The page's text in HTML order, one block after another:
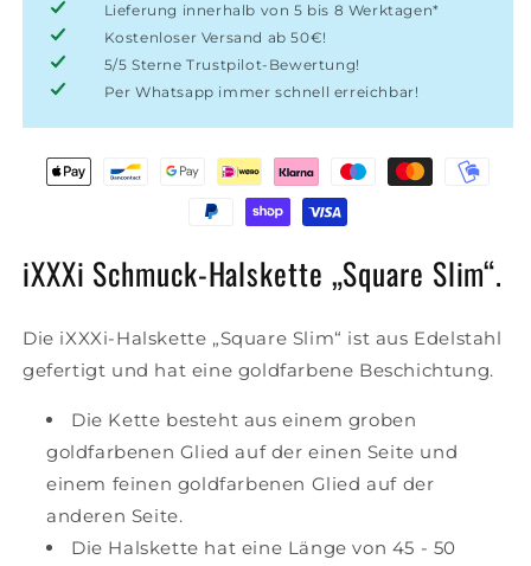
Lieferung innerhalb von 5 bis 8 Werktagen*
Kostenloser Versand ab 50€!
5/5 Sterne Trustpilot-Bewertung!
Per Whatsapp immer schnell erreichbar!
iXXXi Schmuck-Halskette „Square Slim“.
Die iXXXi-Halskette „Square Slim“ ist aus Edelstahl
gefertigt und hat eine goldfarbene Beschichtung.
Die Kette besteht aus einem groben
goldfarbenen Glied auf der einen Seite und
einem feinen goldfarbenen Glied auf der
anderen Seite.
Die Halskette hat eine Länge von 45 - 50